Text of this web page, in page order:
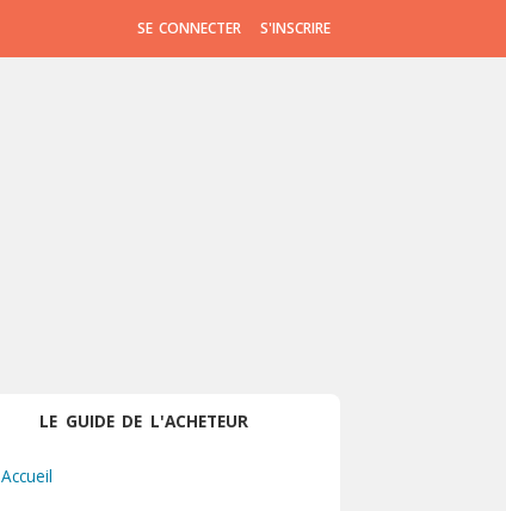
SE CONNECTER S'INSCRIRE
LE GUIDE DE L'ACHETEUR
Accueil